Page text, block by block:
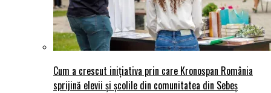
Cum a crescut inițiativa prin care Kronospan România
sprijină elevii și școlile din comunitatea din Sebeș